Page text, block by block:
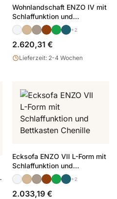
Wohnlandschaft ENZO IV mit
Schlaffunktion und
Bettkasten Chenille+2
2.620,31 €
Lieferzeit: 2-4 Wochen
Ecksofa ENZO VII L-Form mit
Schlaffunktion und
Bettkasten Chenille+2
2.033,19 €